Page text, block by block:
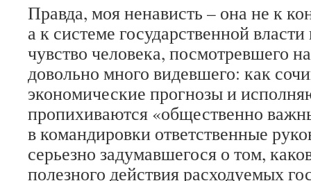
Правда, моя ненависть – она не к
а к системе государственной
чувство человека, посмотревшего
довольно много видевшего: как
экономические прогнозы и
пропихиваются «общественно
в командировки ответственные
серьезно задумавшегося о том,
полезного действия расходуемых